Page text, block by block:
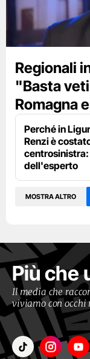
Regionali
"Basta
Romagna
Perché in
Renzi è
dell'esperto
MOSTRA ALTRO
Più che
Il media che
viviamo con occhi